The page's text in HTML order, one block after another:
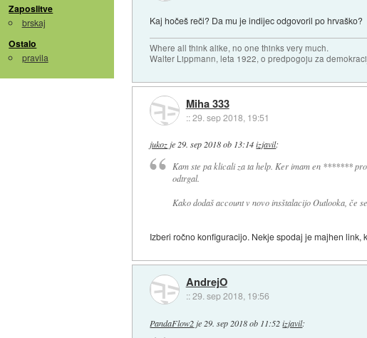
Zaposlitve
brskaj
Ostalo
pravila
Kaj hočeš reči? Da mu je indijec odgovoril po hrvaško?
Where all think alike, no one thinks very much.
Walter Lippmann, leta 1922, o predpogoju za
Miha 333
::29. sep 2018, 19:51
jukozje29. sep 2018 ob 13:14 izjavil:
Kam ste pa klicali za ta help. Ker imam en *******
odtrgal.
Kako dodaš account v novo insštalacijo Outlooka, če
Izberi ročno konfiguracijo. Nekje spodaj je majhen link,
AndrejO
::29. sep 2018, 19:56
PandaFlow2 je 29. sep 2018 ob 11:52 izjavil: